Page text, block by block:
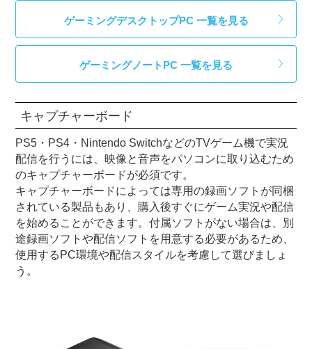
ゲーミングデスクトップPC 一覧を見る
ゲーミングノートPC 一覧を見る
キャプチャーボード
PS5・PS4・Nintendo SwitchなどのTVゲーム機で実況
配信を行うには、映像と音声をパソコンに取り込むため
のキャプチャーボードが必須です。
キャプチャーボードによっては専用の録画ソフトが同梱
されている製品もあり、購入後すぐにゲーム実況や配信
を始めることができます。付属ソフトがない場合は、別
途録画ソフトや配信ソフトを用意する必要があるため、
使用するPC環境や配信スタイルを考慮して選びましょ
う。